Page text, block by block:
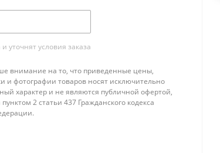
уточнят условия заказа
внимание на то, что приведенные цены,
и фотографии товаров носят исключительно
характер и не являются публичной офертой,
2 статьи 437 Гражданского кодекса